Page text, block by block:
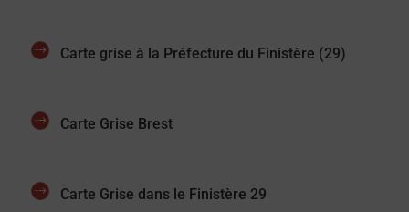
Carte grise à la Préfecture du Finistère (29)
Carte Grise Brest
Carte Grise dans le Finistère 29